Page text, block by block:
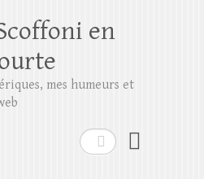
Rechercher
en
mes humeurs et